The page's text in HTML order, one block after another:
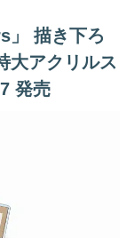
」 描き下ろ
大アクリルス
発売